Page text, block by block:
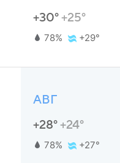
+30°+25°
78% +29°
АВГ
+28°+24°
78% +27°